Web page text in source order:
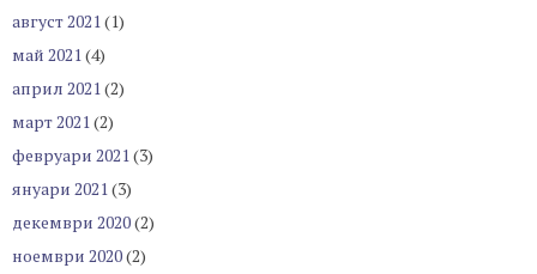
август 2021(1)
май 2021(4)
април 2021(2)
март 2021(2)
февруари 2021(3)
януари 2021(3)
декември 2020(2)
ноември 2020(2)